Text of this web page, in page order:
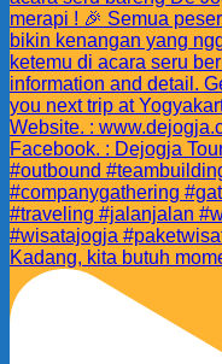
Kadang, kita butuh